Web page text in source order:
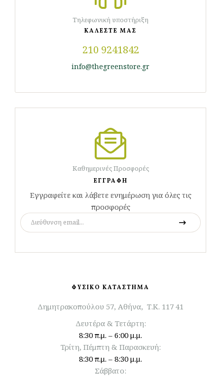
Τηλεφωνική υποστήριξη
ΚΑΛΕΣΤΕ ΜΑΣ
210 9241842
info@thegreenstore.gr
Καθημερινές Προσφορές
ΕΓΓΡΑΦΗ
Εγγραφείτε και λάβετε ενημέρωση για όλες τις
προσφορές
ΦΥΣΙΚΟ ΚΑΤΑΣΤΗΜΑ
Δημητρακοπούλου 57, Αθήνα, Τ.Κ. 117 41
Δευτέρα & Τετάρτη:
8:30 π.μ. – 6:00 μ.μ.
Τρίτη, Πέμπτη & Παρασκευή:
8:30 π.μ. – 8:30 μ.μ.
Σάββατο: